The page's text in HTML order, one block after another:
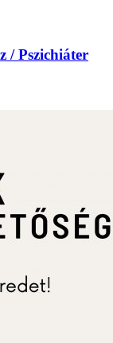
/ Pszichiáter